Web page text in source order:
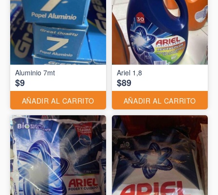
Aluminio 7mt
$9
AÑADIR AL CARRITO
Ariel 1,8
$89
AÑADIR AL CARRITO